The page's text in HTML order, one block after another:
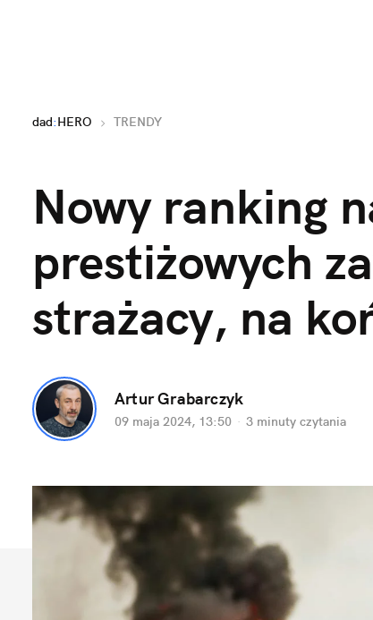
dad:HERO TRENDY
Nowy ranking
prestiżowych
strażacy, na
Artur Grabarczyk
09 maja 2024, 13:50 · 3 minuty czytania